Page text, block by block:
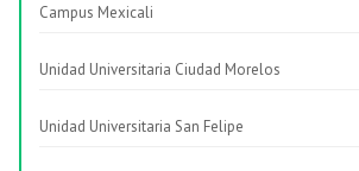
Campus Mexicali
Unidad Universitaria Ciudad Morelos
Unidad Universitaria San Felipe